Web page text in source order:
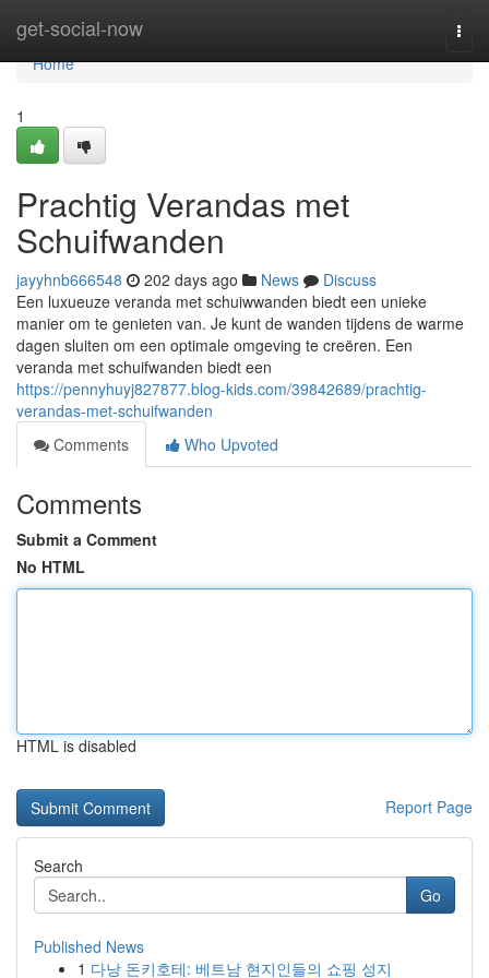
get-social-now
Home
Home
1
Prachtig Verandas met
Schuifwanden
jayyhnb666548 202 days ago News
Discuss
Een luxueuze veranda met schuiwwanden biedt een unieke
manier om te genieten van. Je kunt de wanden tijdens de warme
dagen sluiten om een optimale omgeving te creëren. Een
veranda met schuifwanden biedt een
https://pennyhuyj827877.blog-kids.com/39842689/prachtig-
verandas-met-schuifwanden
Comments
Who Upvoted
Comments
Submit a Comment
No HTML
HTML is disabled
Report Page
Search
Go
Published News
1 다낭 돈키호테: 베트남 현지인들의 쇼핑 성지